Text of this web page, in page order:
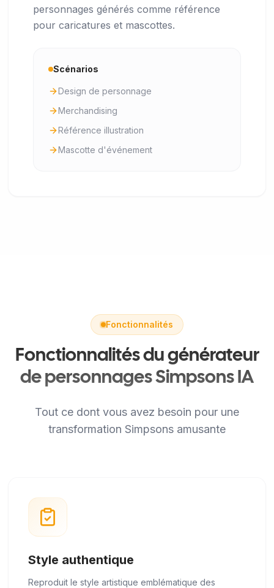
personnages générés comme référence
pour caricatures et mascottes.
Scénarios
Design de personnage
Merchandising
Référence illustration
Mascotte d'événement
Fonctionnalités
Fonctionnalités du générateur
de personnages Simpsons IA
Tout ce dont vous avez besoin pour une
transformation Simpsons amusante
Style authentique
Reproduit le style artistique emblématique des